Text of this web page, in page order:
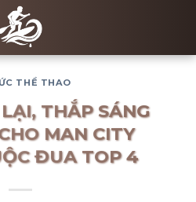
THỂ THAO
THẮP SÁNG
MAN CITY
ĐUA TOP 4